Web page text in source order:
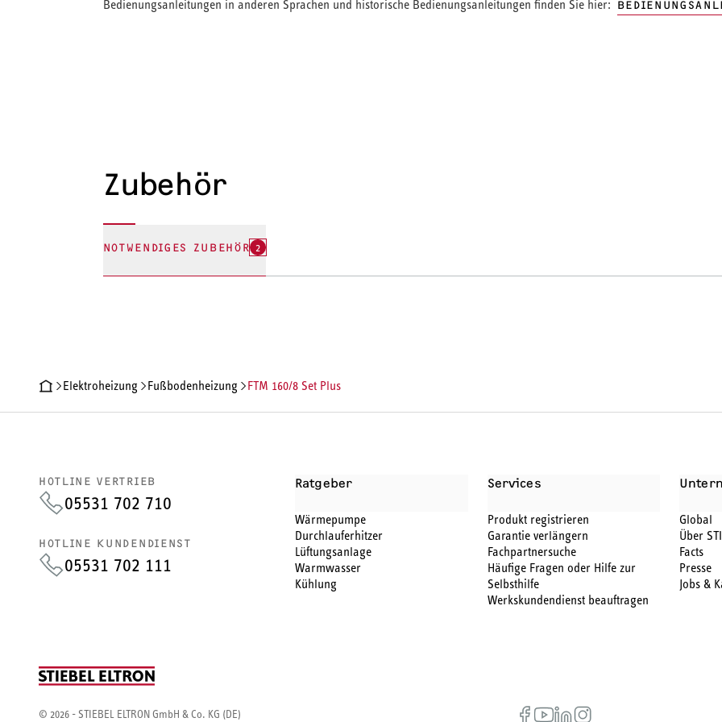
Bedienungsanleitungen in anderen Sprachen und historische Bedienungsanleitungen finden Sie hier:
Zubehör
NOTWENDIGES ZUBEHÖR 2
PRODUKTDETAILSTECHNISCHE DATENDOKUMENTEZUBEHÖR
Elektroheizung Fußbodenheizung FTM 160/8 Set Plus
HOTLINE VERTRIEB
05531 702 710
HOTLINE KUNDENDIENST
05531 702 111
Ratgeber
Wärmepumpe
Durchlauferhitzer
Lüftungsanlage
Warmwasser
Kühlung
Services
Produkt registrieren
Garantie verlängern
Fachpartnersuche
Häufige Fragen oder Hilfe zur
Selbsthilfe
Werkskundendienst beauftragen
Global
Über
Facts
Presse
Jobs &
© 2026 - STIEBEL ELTRON GmbH & Co. KG (DE)